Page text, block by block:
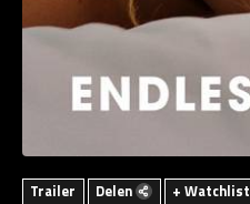
Trailer Delen + Watchlist